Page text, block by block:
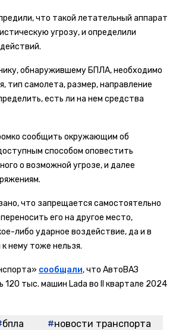
что такой летательный аппарат
угрозу, и определили
обнаружившему БПЛА, необходимо
тип самолета, размер, направление
есть ли на нем средства
сообщить окружающим об
способом оповестить
о возможной угрозе, и далее
что запрещается самостоятельно
его на другое место,
либо ударное воздействие, да и в
нему тоже нельзя.
сообщали, что АвтоВАЗ
120 тыс. машин Lada во II квартале 2024
бпла новости транспорта